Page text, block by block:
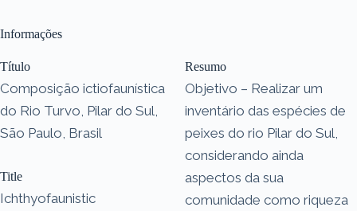
Informações
Título
Composição ictiofaunística
do Rio Turvo, Pilar do Sul,
São Paulo, Brasil
Title
Ichthyofaunistic
Resumo
Objetivo – Realizar um
inventário das espécies de
peixes do rio Pilar do Sul,
considerando ainda
aspectos da sua
comunidade como riqueza